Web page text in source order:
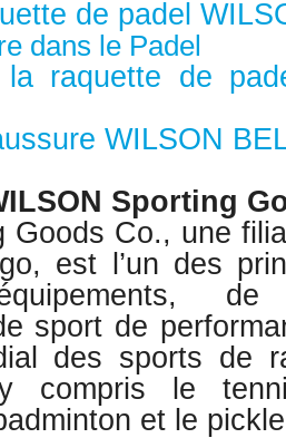
de padel
dans le Padel
la raquette de
WILSON
Sporting
Goods Co., une
est l’un des
sport de
des sports de
y compris le
et le